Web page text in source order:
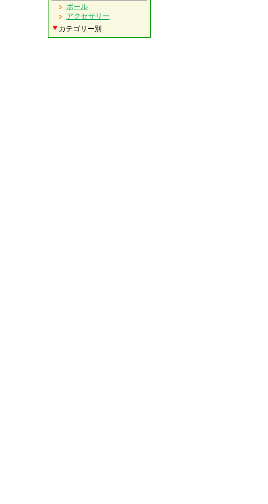
ボール
アクセサリー
カテゴリー別